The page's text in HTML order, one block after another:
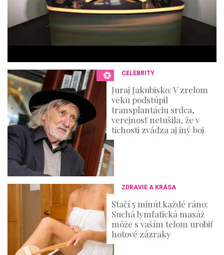
6
d
s
CELEBRITY
Juraj Jakubisko: V zrelom
veku podstúpil
transplantáciu srdca,
verejnosť netušila, že v
tichosti zvádza aj iný boj
ZDRAVIE A KRÁSA
Stačí 5 minút každé ráno:
Suchá lymfatická masáž
môže s vaším telom urobiť
hotové zázraky